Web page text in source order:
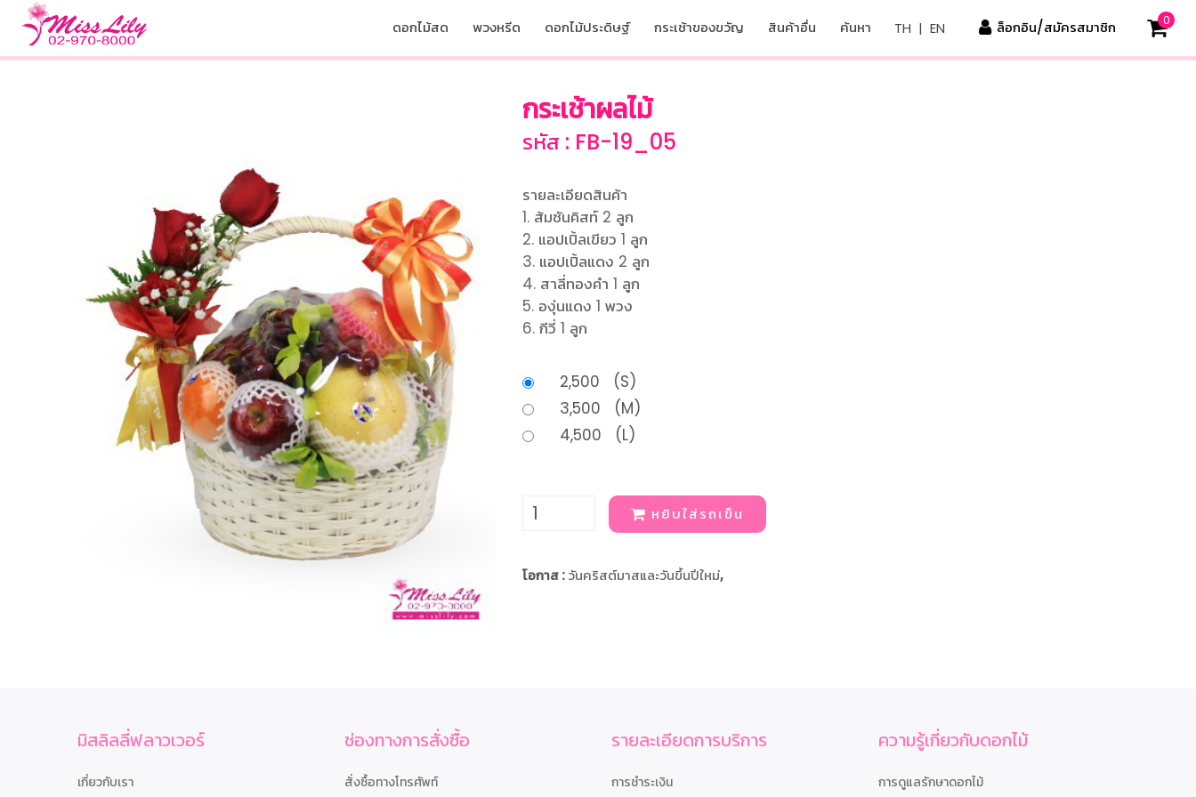
ดอกไม้สด พวงหรีด ดอกไม้ประดิษฐ์ กระเช้าของขวัญ สินค้าอื่น ค้นหา TH | EN ล็อกอิน/สมัครสมาชิก 0
กระเช้าผลไม้
รหัส : FB-19_05
รายละเอียดสินค้า
1. ส้มซันคิสท์ 2 ลูก
2. แอปเปิ้ลเขียว 1 ลูก
3. แอปเปิ้ลแดง 2 ลูก
4. สาลี่ทองคำ 1 ลูก
5. องุ่นแดง 1 พวง
6. กีวี่ 1 ลูก
2,500 (S)
3,500 (M)
4,500 (L)
หยิบใส่รถเข็น
โอกาส :วันคริสต์มาสและวันขึ้นปีใหม่,
มิสลิลลี่ฟลาวเวอร์
เกี่ยวกับเรา
ช่องทางการสั่งซื้อ
สั่งซื้อทางโทรศัพท์
รายละเอียดการบริการ
การชำระเงิน
ความรู้เกี่ยวกับดอกไม้
การดูแลรักษาดอกไม้